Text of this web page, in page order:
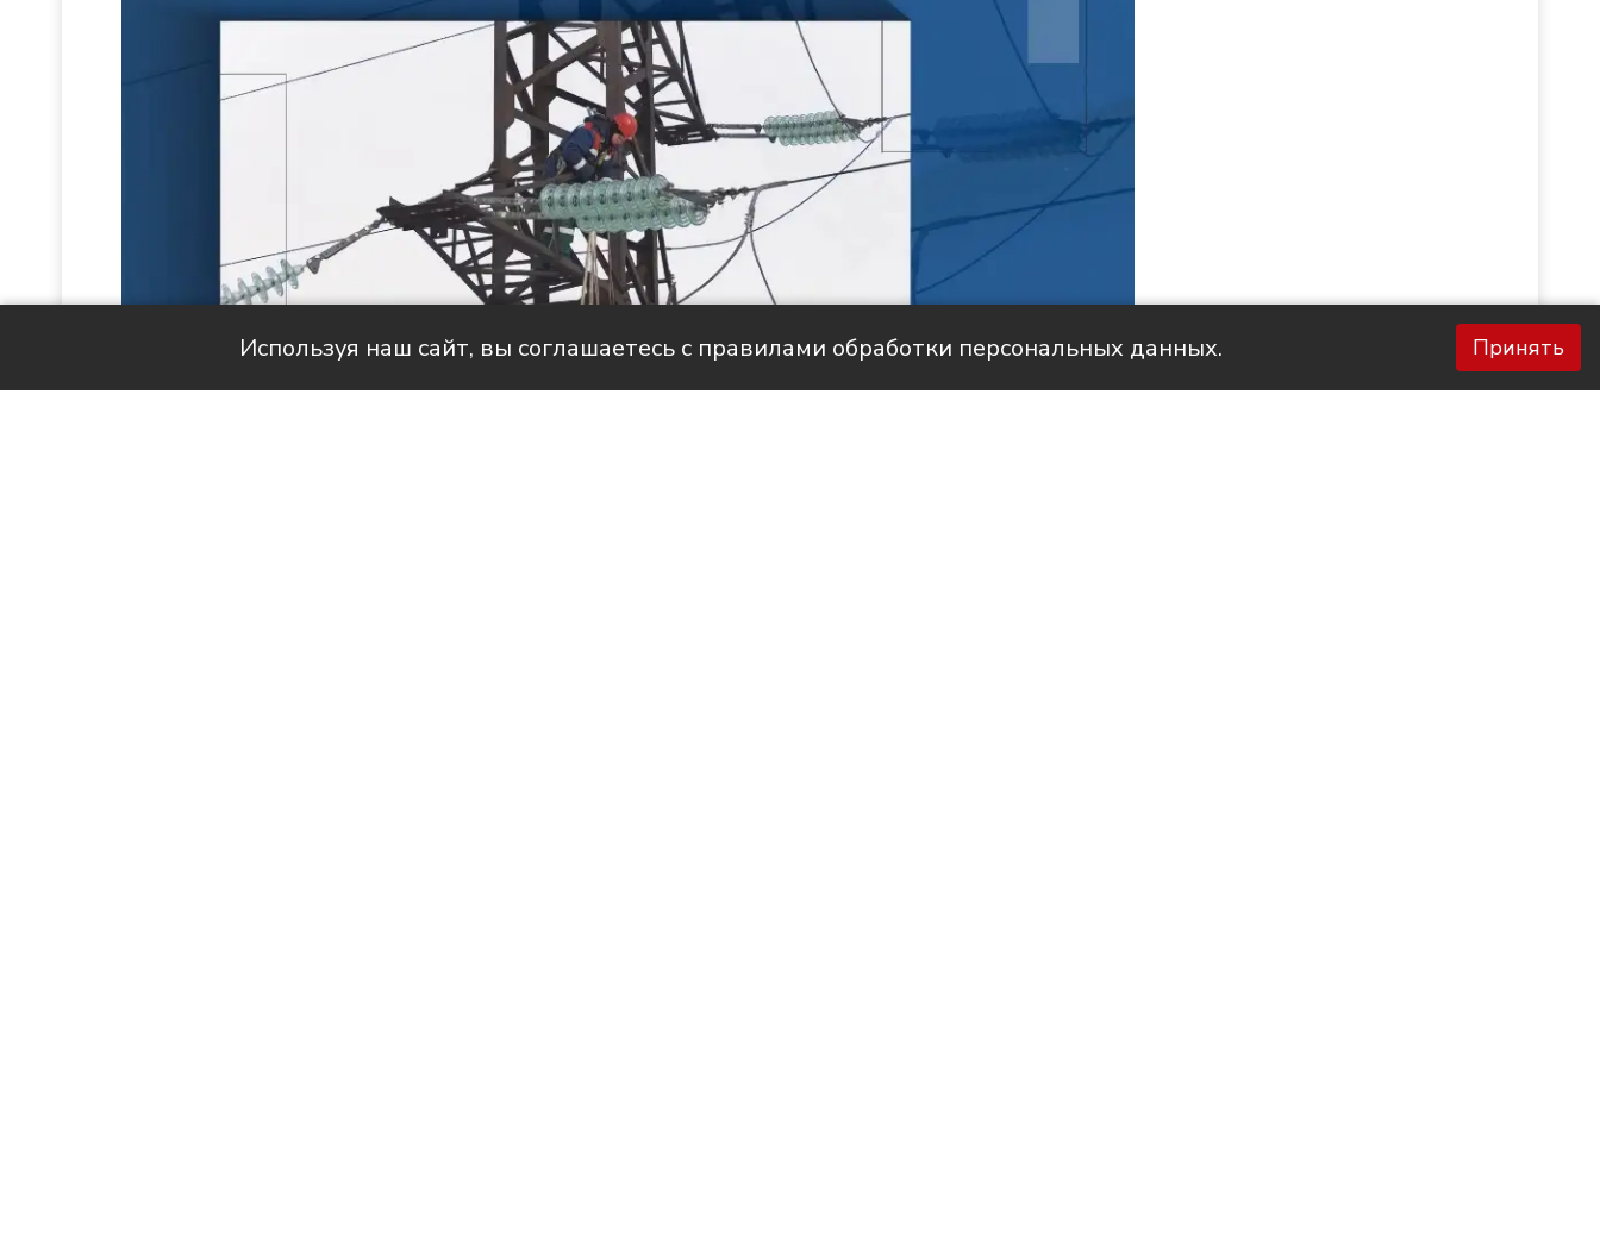
Используя наш сайт, вы соглашаетесь с правилами обработки персональных данных. Принять